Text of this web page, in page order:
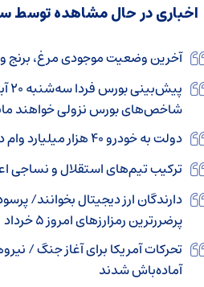
اخباری در حال مشاهده توسط
آخرین وضعیت موجودی مرغ، برنج
شاخص‌های بورس نزولی خواهند
دولت به خودرو ۴۰ هزار میلیارد وام داد
ترکیب تیم‌های استقلال و نساجی
دارندگان ارز دیجیتال بخوانند/
پرضررترین رمزارزهای امروز ۵ خرداد
تحرکات آمریکا برای آغاز جنگ /
آماده‌باش شدند